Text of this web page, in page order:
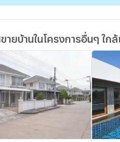
ขายบ้านในโครงการอื่นๆ ใก